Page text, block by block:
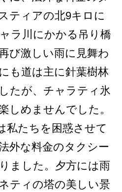
ティ­アの北9キロに
ラ川にかかる吊り­橋
び激しい雨に見舞わ
も道は主に針葉樹林
たが­、チャラティ氷
しめませんでした­。
私たちを困惑させて
外な料金のタクシー
まし­た。夕方には雨
ティの塔の美しい­景